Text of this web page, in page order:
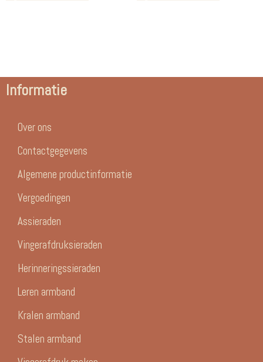
Informatie
Over ons
Contactgegevens
Algemene productinformatie
Vergoedingen
Assieraden
Vingerafdruksieraden
Herinneringssieraden
Leren armband
Kralen armband
Stalen armband